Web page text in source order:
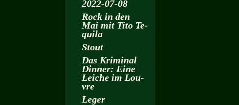
2022-07-08
Rock in den
Mai mit Tito Te­
qui­la
Stout
Das Kri­mi­nal
Din­ner: Eine
Lei­che im Lou­
vre
Leger